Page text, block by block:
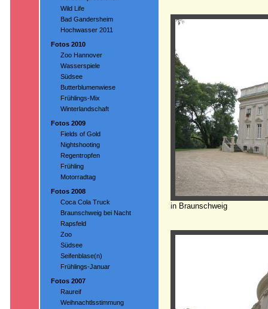
Wild Life
Bad Gandersheim
Hochwasser 2011
Fotos 2010
Zoo Hannover
Wasserspiele
Südsee
Butterblumenwiese
Frühlings-Mix
Winterlandschaft
Fotos 2009
Fields of Gold
Nightshooting
Regentropfen
Frühling
Motorradtag
Fotos 2008
Coca Cola Truck
Braunschweig bei Nacht
Rapsfeld
Zoo
Südsee
Seifenblase(n)
Frühlings-Januar
Fotos 2007
Raureif
Weihnachtlsstimmung
in Braunschweig